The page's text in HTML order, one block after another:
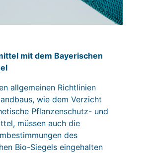
mit dem Bayerischen
allgemeinen Richtlinien
wie dem Verzicht
Pflanzenschutz- und
müssen auch die
des
Bio-Siegels eingehalten